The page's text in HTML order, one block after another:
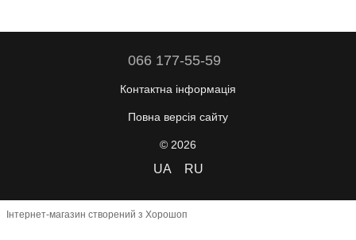
066 177-55-59
Контактна інформація
Повна версія сайту
© 2026
UA RU
Інтернет-магазин створений з Хорошоп